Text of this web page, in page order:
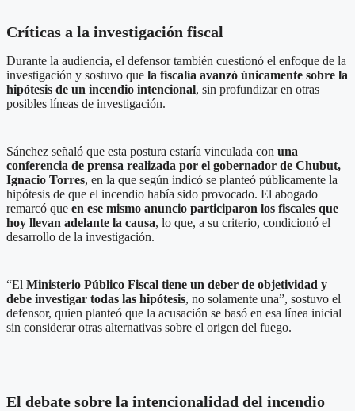
Críticas a la investigación fiscal
Durante la audiencia, el defensor también cuestionó el enfoque de la
investigación y sostuvo que la fiscalía avanzó únicamente sobre la
hipótesis de un incendio intencional, sin profundizar en otras
posibles líneas de investigación.
Sánchez señaló que esta postura estaría vinculada con una
conferencia de prensa realizada por el gobernador de Chubut,
Ignacio Torres, en la que según indicó se planteó públicamente la
hipótesis de que el incendio había sido provocado. El abogado
remarcó que en ese mismo anuncio participaron los fiscales que
hoy llevan adelante la causa, lo que, a su criterio, condicionó el
desarrollo de la investigación.
“El Ministerio Público Fiscal tiene un deber de objetividad y
debe investigar todas las hipótesis, no solamente una”, sostuvo el
defensor, quien planteó que la acusación se basó en esa línea inicial
sin considerar otras alternativas sobre el origen del fuego.
El debate sobre la intencionalidad del incendio